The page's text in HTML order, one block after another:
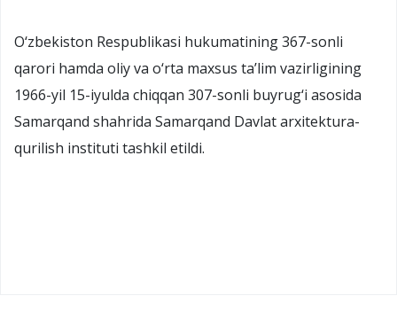
O‘zbekiston Respublikasi hukumatining 367-sonli
qarori hamda oliy va o‘rta maxsus ta’lim vazirligining
1966-yil 15-iyulda chiqqan 307-sonli buyrug‘i asosida
Samarqand shahrida Samarqand Davlat arxitektura-
qurilish instituti tashkil etildi.